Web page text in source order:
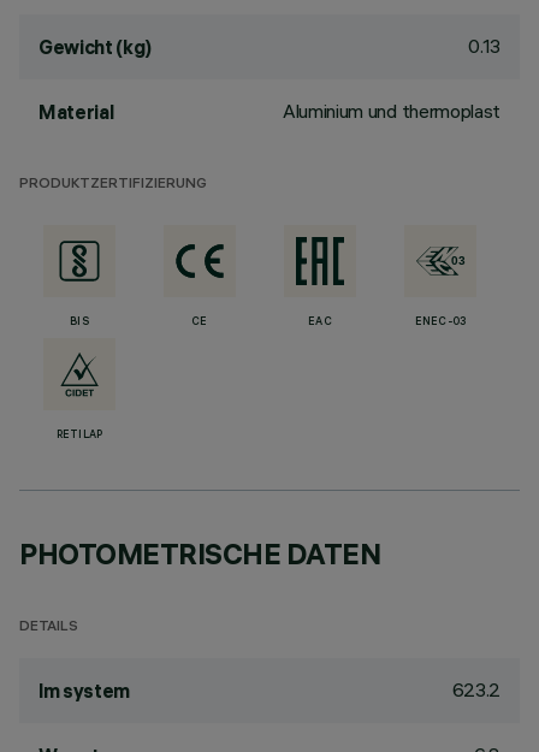
Gewicht (kg) 0.13
Material Aluminium und thermoplast
PRODUKTZERTIFIZIERUNG
BIS CE EAC ENEC-03
RETILAP
PHOTOMETRISCHE DATEN
DETAILS
lm system 623.2